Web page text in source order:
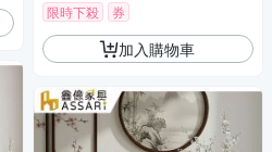
限時下殺 券
加入購物車